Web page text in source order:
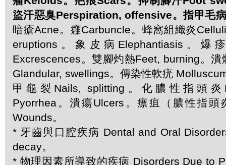
盜汗惡臭Perspiration, offensive。指甲毛
暗瘡Acne。癰Carbuncle。蜂窩組織炎
eruptions。象皮病Elephantiasis。爆
Excrescences。雙腳灼熱Feet, burning。潰
Glandular, swellings。傳染性軟疣
甲龜裂Nails, splitting。化膿性指頭炎
Pyorrhea。潰瘍Ulcers。瘭疽（膿性指頭
Wounds。
* 牙齒與口腔疾病 Dental and Oral
decay。
* 物理因素所導致的疾病 Disorders Due to